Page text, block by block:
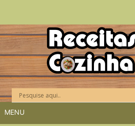
Skip
to
content
MENU